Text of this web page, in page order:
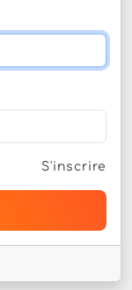
S'inscrire